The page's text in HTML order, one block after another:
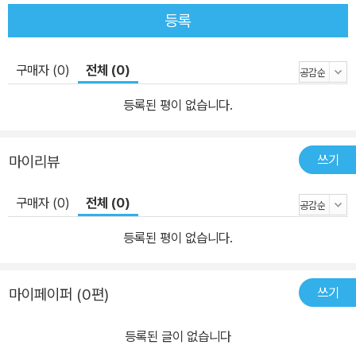
있는 응용력을 키우는 데 도움이 될 것입니다. 콘텐츠 1. 흥미진진하
고 재미있는 수학학습만화 수학적 지식을 이용하여 위기를 탈출하고,
음을 얻게 됩니다. 2. 수학전문가가 집필한 창의력 UP 수학교실 논술
형 문제 대비와 의사소통 능력 강화를 위하여 논술 주제에 맞는 제시
실력을 테스트할 수 있습니다. 워크북은 책 속의 책으로 되어 있어 분
등록
구매자 (0) 전체 (0)
등록된 평이 없습니다.
마이리뷰 쓰기
구매자 (0) 전체 (0)
등록된 평이 없습니다.
마이페이퍼 (0편) 쓰기
등록된 글이 없습니다